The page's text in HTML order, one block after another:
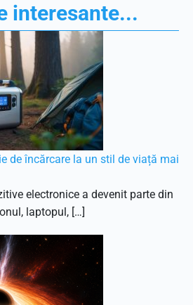
interesante...
de încărcare la un stil de viață mai
electronice a devenit parte din
laptopul, […]